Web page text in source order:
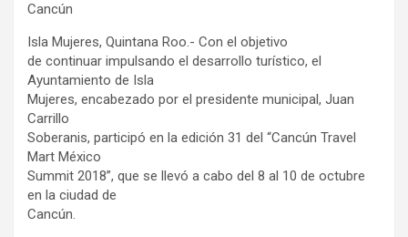
Cancún
Isla Mujeres, Quintana Roo.- Con el objetivo
de continuar impulsando el desarrollo turístico, el
Ayuntamiento de Isla
Mujeres, encabezado por el presidente municipal, Juan
Carrillo
Soberanis, participó en la edición 31 del “Cancún Travel
Mart México
Summit 2018”, que se llevó a cabo del 8 al 10 de octubre
en la ciudad de
Cancún.